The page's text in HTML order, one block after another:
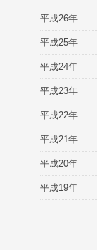
平成26年
平成25年
平成24年
平成23年
平成22年
平成21年
平成20年
平成19年